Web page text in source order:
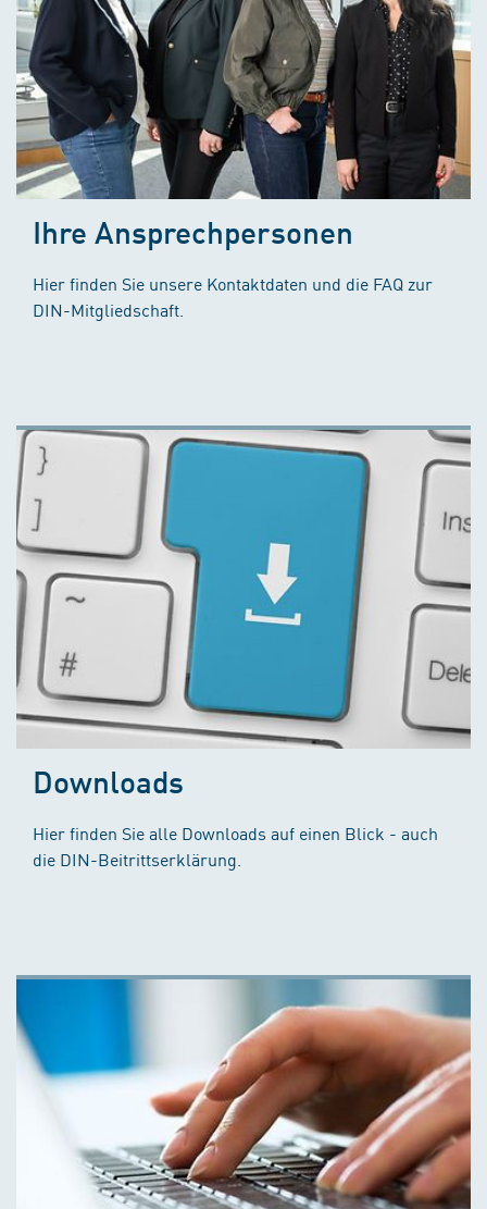
Ihre Ansprechpersonen
Hier finden Sie unsere Kontaktdaten und die FAQ zur
DIN-Mitgliedschaft.
Downloads
Hier finden Sie alle Downloads auf einen Blick - auch
die DIN-Beitrittserklärung.